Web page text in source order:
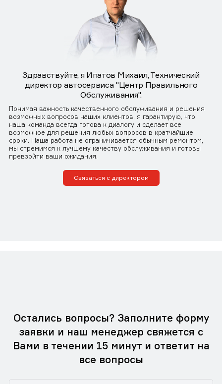
Здравствуйте, я Ипатов Михаил, Технический
директор автосервиса "Центр Правильного
Обслуживания".
Понимая важность качественного обслуживания и решения
возможных вопросов наших клиентов, я гарантирую, что
наша команда всегда готова к диалогу и сделает все
возможное для решения любых вопросов в кратчайшие
сроки. Наша работа не ограничивается обычным ремонтом,
мы стремимся к лучшему качеству обслуживания и готовы
превзойти ваши ожидания.
Связаться с директором
Остались вопросы? Заполните форму
заявки и наш менеджер свяжется с
Вами в течении 15 минут и ответит на
все вопросы